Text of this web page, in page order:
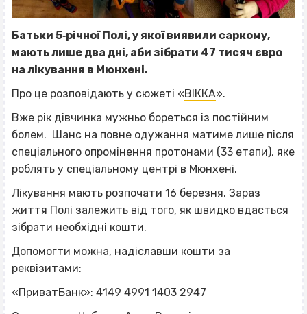
Батьки 5‐річної Полі, у якої виявили саркому,
мають лише два дні, аби зібрати 47 тисяч євро
на лікування в Мюнхені.
Про це розповідають у сюжеті «ВІККА».
Вже рік дівчинка мужньо бореться із постійним
болем. Шанс на повне одужання матиме лише після
спеціального опромінення протонами (33 етапи), яке
роблять у спеціальному центрі в Мюнхені.
Лікування мають розпочати 16 березня. Зараз
життя Полі залежить від того, як швидко вдасться
зібрати необхідні кошти.
Допомогти можна, надіславши кошти за
реквізитами:
«ПриватБанк»: 4149 4991 1403 2947